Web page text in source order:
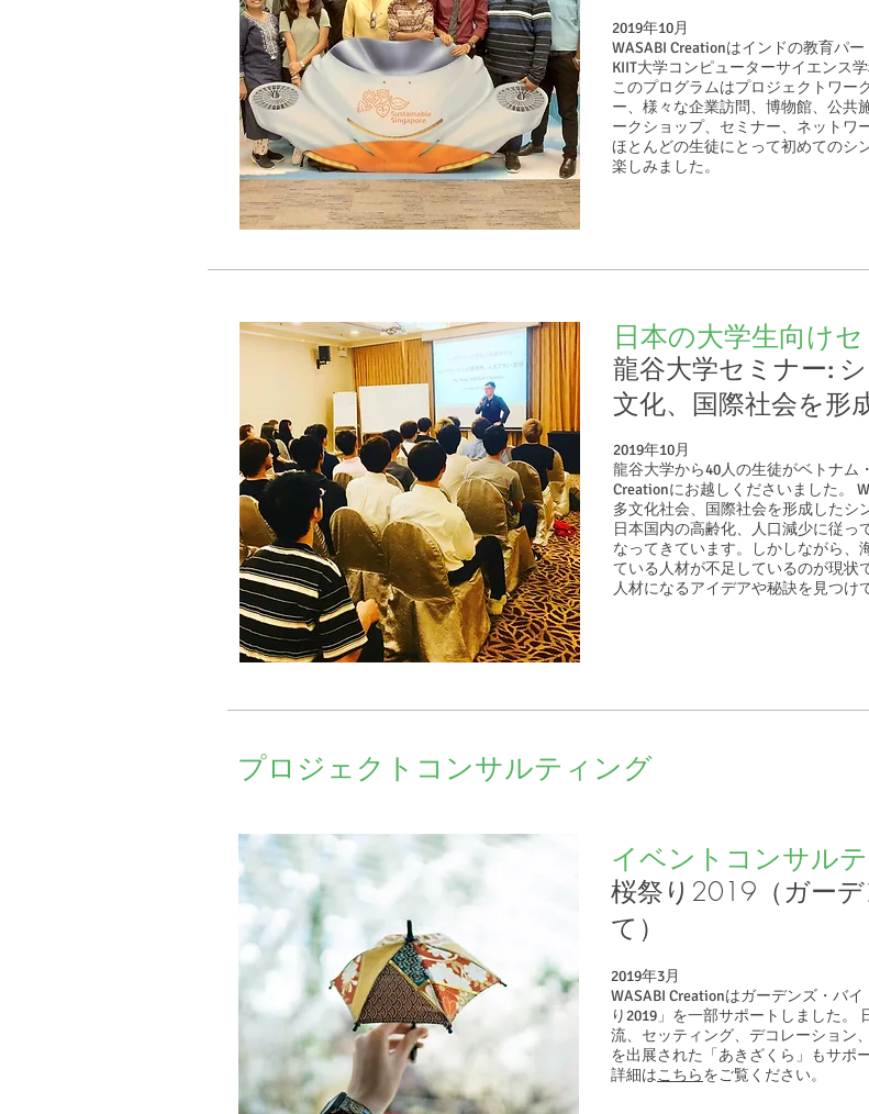
2019年10月
WASABI Creationはインドの教育パ
KIIT大学コンピューターサイエンス
このプログラムはプロジェクトワー
ー、様々な企業訪問、博物館、公共
ークショップ、セミナー、ネットワ
ほとんどの生徒にとって初めてのシ
楽しみました。
日本の大学生向け
龍谷大学セミナー:
文化、国際社会を形
2019年10月
龍谷大学から40人の生徒がベトナム
Creationにお越しくださいました。
多文化社会、国際社会を形成したシ
日本国内の高齢化、人口減少に従っ
なってきています。しかしながら、
ている人材が不足しているのが現状
人材になるアイデアや秘訣を見つけ
プロジェクトコンサルティング
イベントコンサル
桜祭り2019（ガー
て）
2019年3月
WASABI Creationはガーデンズ・バ
り2019」を一部サポートしました。
流、セッティング、デコレーション
を出展された「あきざくら」もサポ
詳細はこちらをご覧ください。